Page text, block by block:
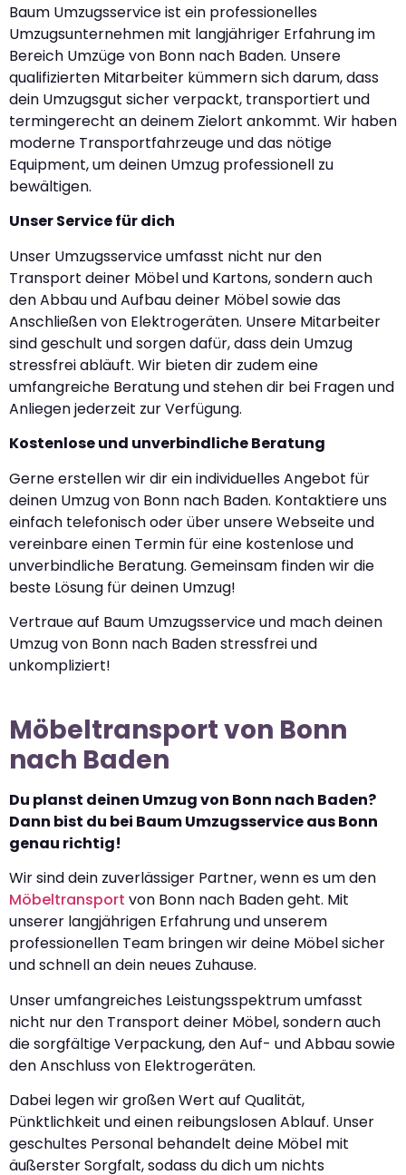
Baum Umzugsservice ist ein professionelles
Umzugsunternehmen mit langjähriger Erfahrung im
Bereich Umzüge von Bonn nach Baden. Unsere
qualifizierten Mitarbeiter kümmern sich darum, dass
dein Umzugsgut sicher verpackt, transportiert und
termingerecht an deinem Zielort ankommt. Wir haben
moderne Transportfahrzeuge und das nötige
Equipment, um deinen Umzug professionell zu
bewältigen.
Unser Service für dich
Unser Umzugsservice umfasst nicht nur den
Transport deiner Möbel und Kartons, sondern auch
den Abbau und Aufbau deiner Möbel sowie das
Anschließen von Elektrogeräten. Unsere Mitarbeiter
sind geschult und sorgen dafür, dass dein Umzug
stressfrei abläuft. Wir bieten dir zudem eine
umfangreiche Beratung und stehen dir bei Fragen und
Anliegen jederzeit zur Verfügung.
Kostenlose und unverbindliche Beratung
Gerne erstellen wir dir ein individuelles Angebot für
deinen Umzug von Bonn nach Baden. Kontaktiere uns
einfach telefonisch oder über unsere Webseite und
vereinbare einen Termin für eine kostenlose und
unverbindliche Beratung. Gemeinsam finden wir die
beste Lösung für deinen Umzug!
Vertraue auf Baum Umzugsservice und mach deinen
Umzug von Bonn nach Baden stressfrei und
unkompliziert!
Möbeltransport von Bonn
nach Baden
Du planst deinen Umzug von Bonn nach Baden?
Dann bist du bei Baum Umzugsservice aus Bonn
genau richtig!
Wir sind dein zuverlässiger Partner, wenn es um den
Möbeltransport von Bonn nach Baden geht. Mit
unserer langjährigen Erfahrung und unserem
professionellen Team bringen wir deine Möbel sicher
und schnell an dein neues Zuhause.
Unser umfangreiches Leistungsspektrum umfasst
nicht nur den Transport deiner Möbel, sondern auch
die sorgfältige Verpackung, den Auf- und Abbau sowie
den Anschluss von Elektrogeräten.
Dabei legen wir großen Wert auf Qualität,
Pünktlichkeit und einen reibungslosen Ablauf. Unser
geschultes Personal behandelt deine Möbel mit
äußerster Sorgfalt, sodass du dich um nichts